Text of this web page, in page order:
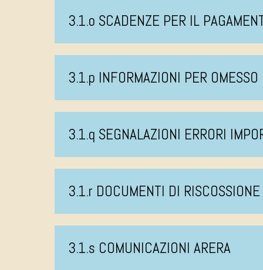
3.1.o SCADENZE PER IL
3.1.p INFORMAZIONI PER OMESSO
3.1.q SEGNALAZIONI ERRORI
3.1.r DOCUMENTI DI
3.1.s COMUNICAZIONI ARERA